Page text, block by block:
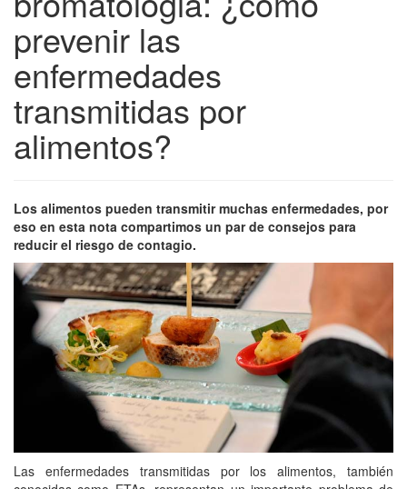
prevenir las
enfermedades
transmitidas por
alimentos?
Los alimentos pueden transmitir muchas enfermedades, por
eso en esta nota compartimos un par de consejos para
reducir el riesgo de contagio.
Las enfermedades transmitidas por los alimentos, también